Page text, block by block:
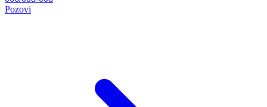
Pozovi